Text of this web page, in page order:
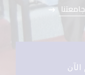
بجامعتنا